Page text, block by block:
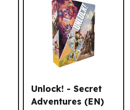
Unlock! - Secret
Adventures (EN)